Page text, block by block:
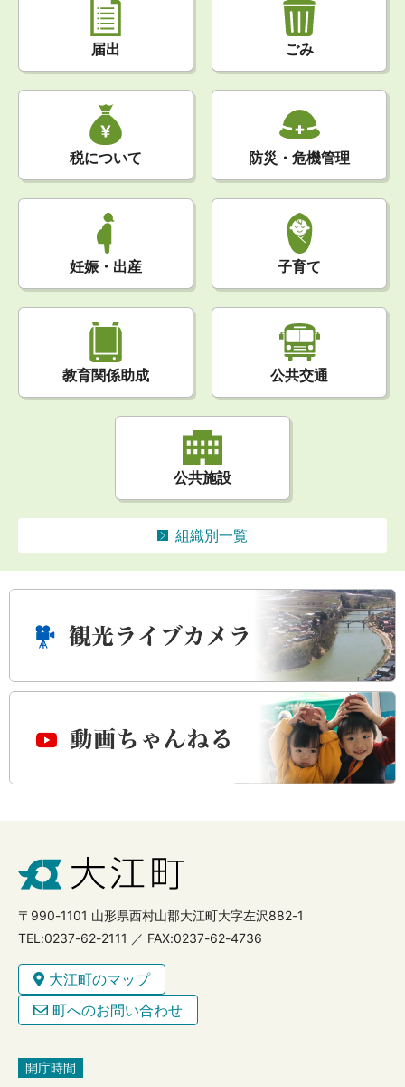
届出 ごみ
税について 防災・危機管理
妊娠・出産 子育て
教育関係助成 公共交通
公共施設
組織別一覧
〒990-1101 山形県西村山郡大江町大字左沢882-1
TEL:0237-62-2111 ／ FAX:0237-62-4736
大江町のマップ
町へのお問い合わせ
開庁時間